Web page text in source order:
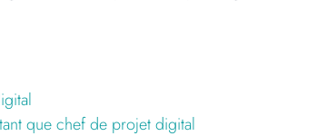
que chef de projet digital